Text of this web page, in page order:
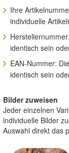
Ihre
individuelle
identisch sein
EAN-Nummer:
identisch sein
Bilder zuweisen
Jeder einzelnen
individuelle Bilder
Auswahl direkt das